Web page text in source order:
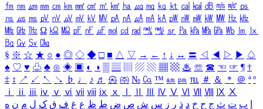
㎙ ㎚ ㎛ ㎜ ㎝ ㎞ ㎟ ㎠ ㎡ ㎢ ㏊ ㎍ ㎎ ㎏ ㏏ ㎈ ㎉ ㏈ ㎧ ㎨ ㎰
㎱ ㎲ ㎳ ㎴ ㎵ ㎶ ㎷ ㎸ ㎹ ㎀ ㎁ ㎂ ㎃ ㎄ ㎺ ㎻ ㎽ ㎾ ㎿ ㎐ ㎑
㎒ ㎓ ㎔ Ω ㏀ ㏁ ㎊ ㎋ ㎌ ㏖ ㏅ ㎭ ㎮ ㎯ ㏛ ㎩ ㎪ ㎫ ㎬ ㏝ ㏐
㏓
㏃ ㏉ ㏜ ㏆
§ ※ ☆ ★ ○ ● ◎ ◇ ◆ □ ■ △ ▽ → ← ↑ ↓ ↔ 〓 ◁ ◀ ▷ ▶ ♤
♠ ♡ ♥ ♧ ♣ ⊙ ◈ ▣ ◐ ◑ ▒ ▤ ▨ ▧ ▦ ▩ ♨ ☏ ☎ ☜ ☞ ¶ †
‡ ↕ ↗ ↙ ↖ ↘ ♭ ♩ ♪ ♬ ㉿ ㈜ № ㏇ ™ ㏂ ㏘ ℡ ＃ ＆ ＊ ＠ ª º
ⅰ
ⅱ ⅲ ⅳ ⅴ ⅵ ⅶ ⅷ ⅸ ⅹ Ⅳ Ⅴ Ⅵ Ⅶ Ⅷ Ⅸ Ⅹ
ب ت ث ج ح خ د ذ ر ز س ش ص ض ط ظ ع غ ف ق ک ل م ن ه